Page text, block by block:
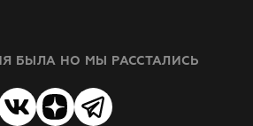
БЫЛА НО МЫ РАССТАЛИСЬ